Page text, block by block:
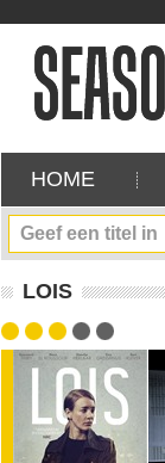
HOME
LOIS